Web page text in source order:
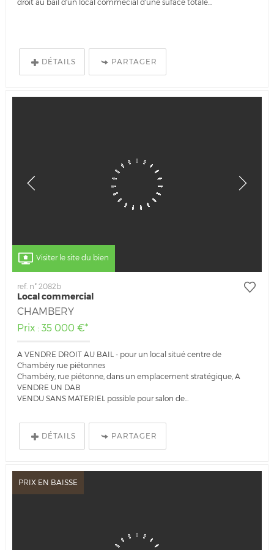
droit au bail d'un local commecial d'une suface totale...
DÉTAILS PARTAGER
Visiter le site du bien
ref. n° 2082b
Local commercial
CHAMBERY
Prix : 35 000 €*
A VENDRE DROIT AU BAIL - pour un local situé centre de
Chambéry rue piétonnes
Chambéry, rue piétonne, dans un emplacement stratégique, A
VENDRE UN DAB
VENDU SANS MATERIEL possible pour salon de...
DÉTAILS PARTAGER
PRIX EN BAISSE